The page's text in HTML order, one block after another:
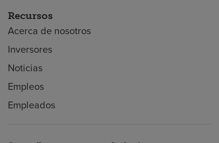
Recursos
Acerca de nosotros
Inversores
Noticias
Empleos
Empleados